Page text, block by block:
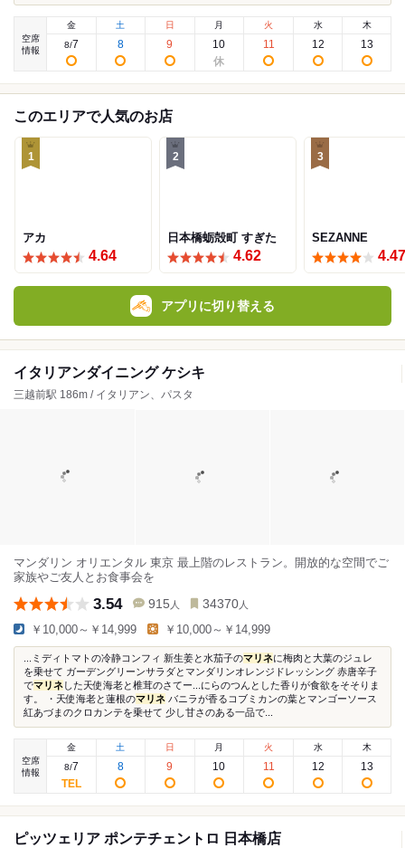
空席
情報
金
8/7
土
8
日
9
月
10
火
11
水
12
木
13
このエリアで人気のお店
1
アカ
4.64
2
日本橋蛎殻町 すぎた
4.62
3
SEZANNE
4.47
アプリに切り替える
イタリアンダイニング ケシキ
三越前駅 186m / イタリアン、パスタ
マンダリン オリエンタル 東京 最上階のレストラン。開放的な空間でご
家族やご友人とお食事会を
3.54 915 人 34370 人
￥10,000～￥14,999 ￥10,000～￥14,999
...ミディトマトの冷静コンフィ 新生姜と水茄子のマリネに梅肉と大葉のジュレ
を乗せて ガーデングリーンサラダとマンダリンオレンジドレッシング 赤唐辛子
でマリネした天使海老と椎茸のさてー...にらのつんとした香りが食欲をそそりま
す。 ・天使海老と蓮根のマリネ バニラが香るコブミカンの葉とマンゴーソース
紅あづまのクロカンテを乗せて 少し甘さのある一品で...
空席
情報
金
8/7
土
8
日
9
月
10
火
11
水
12
木
13
ピッツェリア ポンテチェントロ 日本橋店